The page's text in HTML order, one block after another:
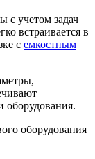
с учетом задач
встраивается в
с емкостным
оборудования.
оборудования